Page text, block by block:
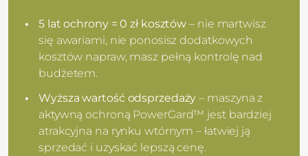
5 lat ochrony = 0 zł kosztów – nie martwisz
się awariami, nie ponosisz dodatkowych
kosztów napraw, masz pełną kontrolę nad
budżetem.
Wyższa wartość odsprzedaży – maszyna z
aktywną ochroną PowerGard™ jest bardziej
atrakcyjna na rynku wtórnym – łatwiej ją
sprzedać i uzyskać lepszą cenę.